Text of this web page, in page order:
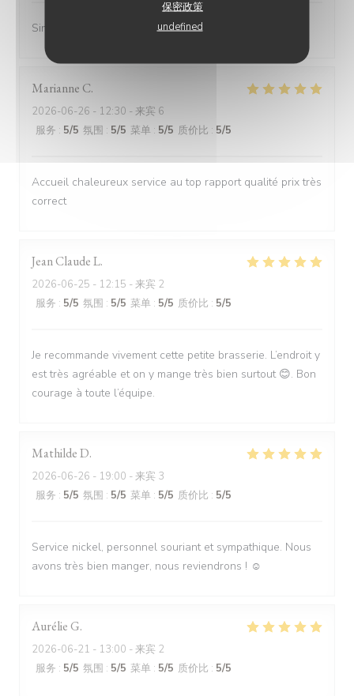
保密政策
undefined
Simplement parfait
Marianne C
2026-06-26 - 12:30 - 来宾 6
服务 : 5/5 氛围 : 5/5 菜单 : 5/5 质价比 : 5/5
Accueil chaleureux service au top rapport qualité prix très
correct
Jean ClaudeL
2026-06-25 - 12:15 - 来宾 2
服务 : 5/5 氛围 : 5/5 菜单 : 5/5 质价比 : 5/5
Je recommande vivement cette petite brasserie. L’endroit y
est très agréable et on y mange très bien surtout 😊. Bon
courage à toute l’équipe.
MathildeD
2026-06-26 - 19:00 - 来宾 3
服务 : 5/5 氛围 : 5/5 菜单 : 5/5 质价比 : 5/5
Service nickel, personnel souriant et sympathique. Nous
avons très bien manger, nous reviendrons ! ☺️
AurélieG
2026-06-21 - 13:00 - 来宾 2
服务 : 5/5 氛围 : 5/5 菜单 : 5/5 质价比 : 5/5